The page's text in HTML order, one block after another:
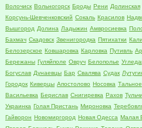
Волочиск Вольногорск Броды Рени Долинская
Корсунь-Шевченковский Сокаль Красилов
Вышгород Долина Ладыжин Амвросиевка
Бахмач Скадовск Звенигородка Пятихатки
Белозерское Ковшаровка Карловка Путивль
Бережаны Гуляйполе Овруч Белополье
Богуслав Дунаевцы Бар Свалява Судак
Городок Киверцы Апостолово Носовка Тальное
Васильевка Берислав Снигиревка Рахов
Украинка Голая Пристань Мироновка
Гайворон Новомиргород Новая Одесса Малая